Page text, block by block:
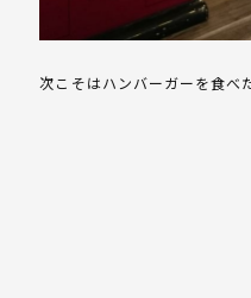
次こそはハンバーガーを食べ